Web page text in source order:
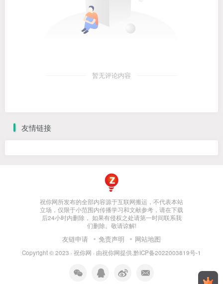
暂无评论内容
友情链接
祝你网所发布的全部内容源于互联网搬运，不代表本站
立场，仅限于小范围内传播学习和文献参考，请在下载
后24小时内删除， 如果有侵权之处请第一时间联系我
们删除。敬请谅解!
友链申请 免责声明 网站地图
Copyright © 2023 · 祝你网 · 由祝你网提供.黔ICP备2022003819号-1